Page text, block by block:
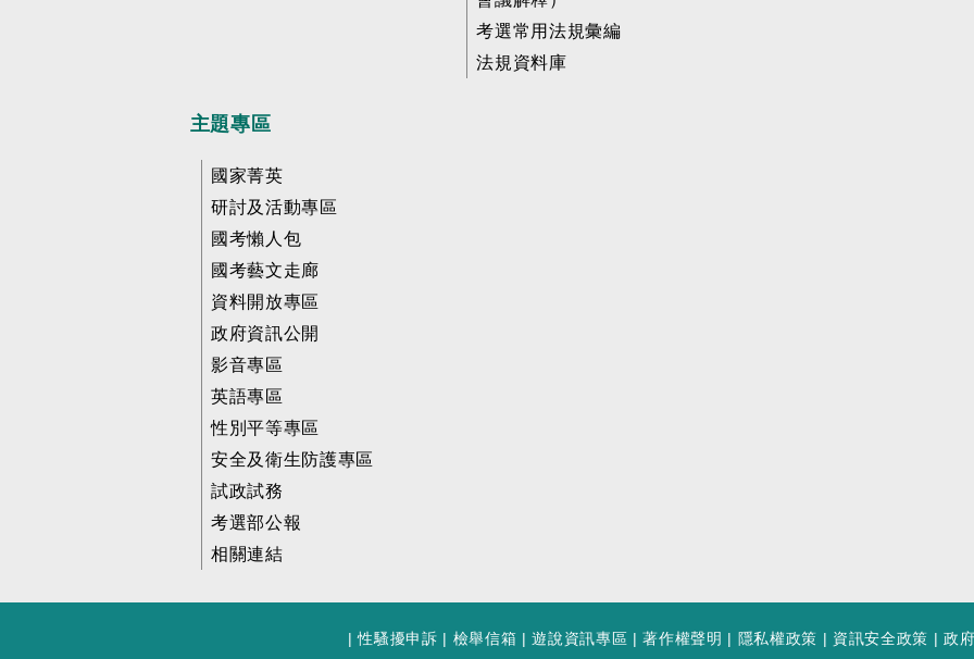
考選常用法規彙編
法規資料庫
主題專區
國家菁英
研討及活動專區
國考懶人包
國考藝文走廊
資料開放專區
政府資訊公開
影音專區
英語專區
性別平等專區
安全及衛生防護專區
試政試務
考選部公報
相關連結
|性騷擾申訴 | 檢舉信箱 |遊說資訊專區 |著作權聲明 | 隱私權政策 | 資訊安全政策 |政